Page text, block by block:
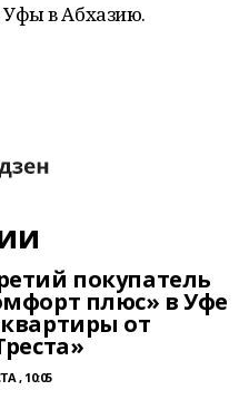
Уфы в Абхазию.
покупатель
плюс» в Уфе
от
, 10:05